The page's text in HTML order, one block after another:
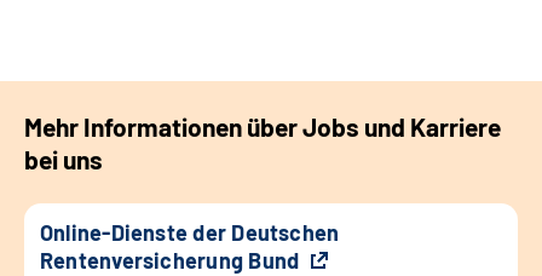
Mehr Informationen über Jobs und Karriere
bei uns
Online-Dienste der Deutschen
Rentenversicherung Bund